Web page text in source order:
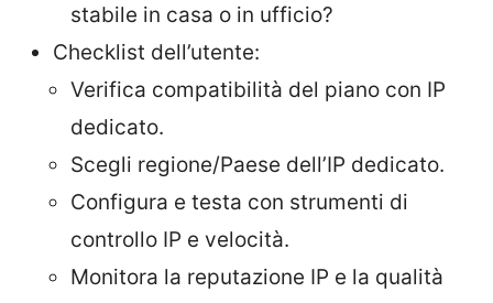
stabile in casa o in ufficio?
Checklist dell’utente:
Verifica compatibilità del piano con IP
dedicato.
Scegli regione/Paese dell’IP dedicato.
Configura e testa con strumenti di
controllo IP e velocità.
Monitora la reputazione IP e la qualità